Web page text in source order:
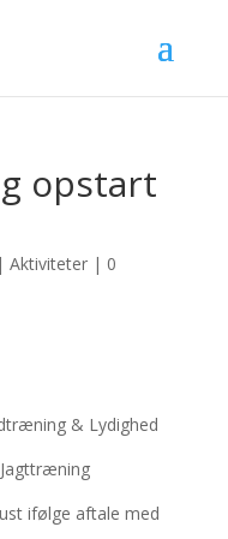
opstart
| Aktiviteter| 0
& Lydighed
ifølge aftale med